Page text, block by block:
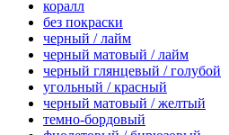
коралл
без покраски
черный / лайм
черный матовый / лайм
черный глянцевый / голубой
угольный / красный
черный матовый / желтый
темно-бордовый